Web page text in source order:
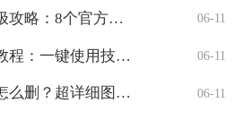
WPS会员免费领取终极攻略：8个官方认证 06-11
WPS字体库免费下载教程：一键使用技巧与 06-11
WPS删除多余空白页怎么删？超详细图文教 06-11